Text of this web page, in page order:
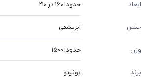
ابعاد حدودا ۱۶۰ در ۲۱۰
جنس ابریشمی
وزن حدودا ۱۵۰۰
برند بونیتو